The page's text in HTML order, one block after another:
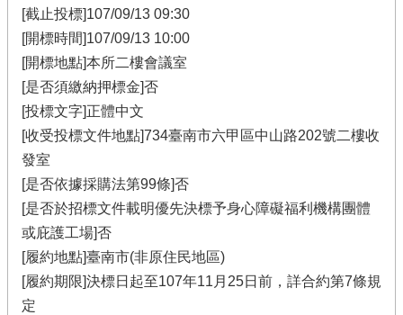
[截止投標]107/09/13 09:30
[開標時間]107/09/13 10:00
[開標地點]本所二樓會議室
[是否須繳納押標金]否
[投標文字]正體中文
[收受投標文件地點]734臺南市六甲區中山路202號二樓收
發室
[是否依據採購法第99條]否
[是否於招標文件載明優先決標予身心障礙福利機構團體
或庇護工場]否
[履約地點]臺南市(非原住民地區)
[履約期限]決標日起至107年11月25日前，詳合約第7條規
定